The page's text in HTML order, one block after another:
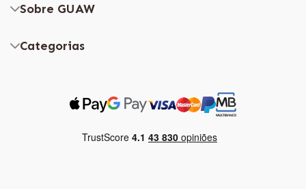
Sobre GUAW
Categorias